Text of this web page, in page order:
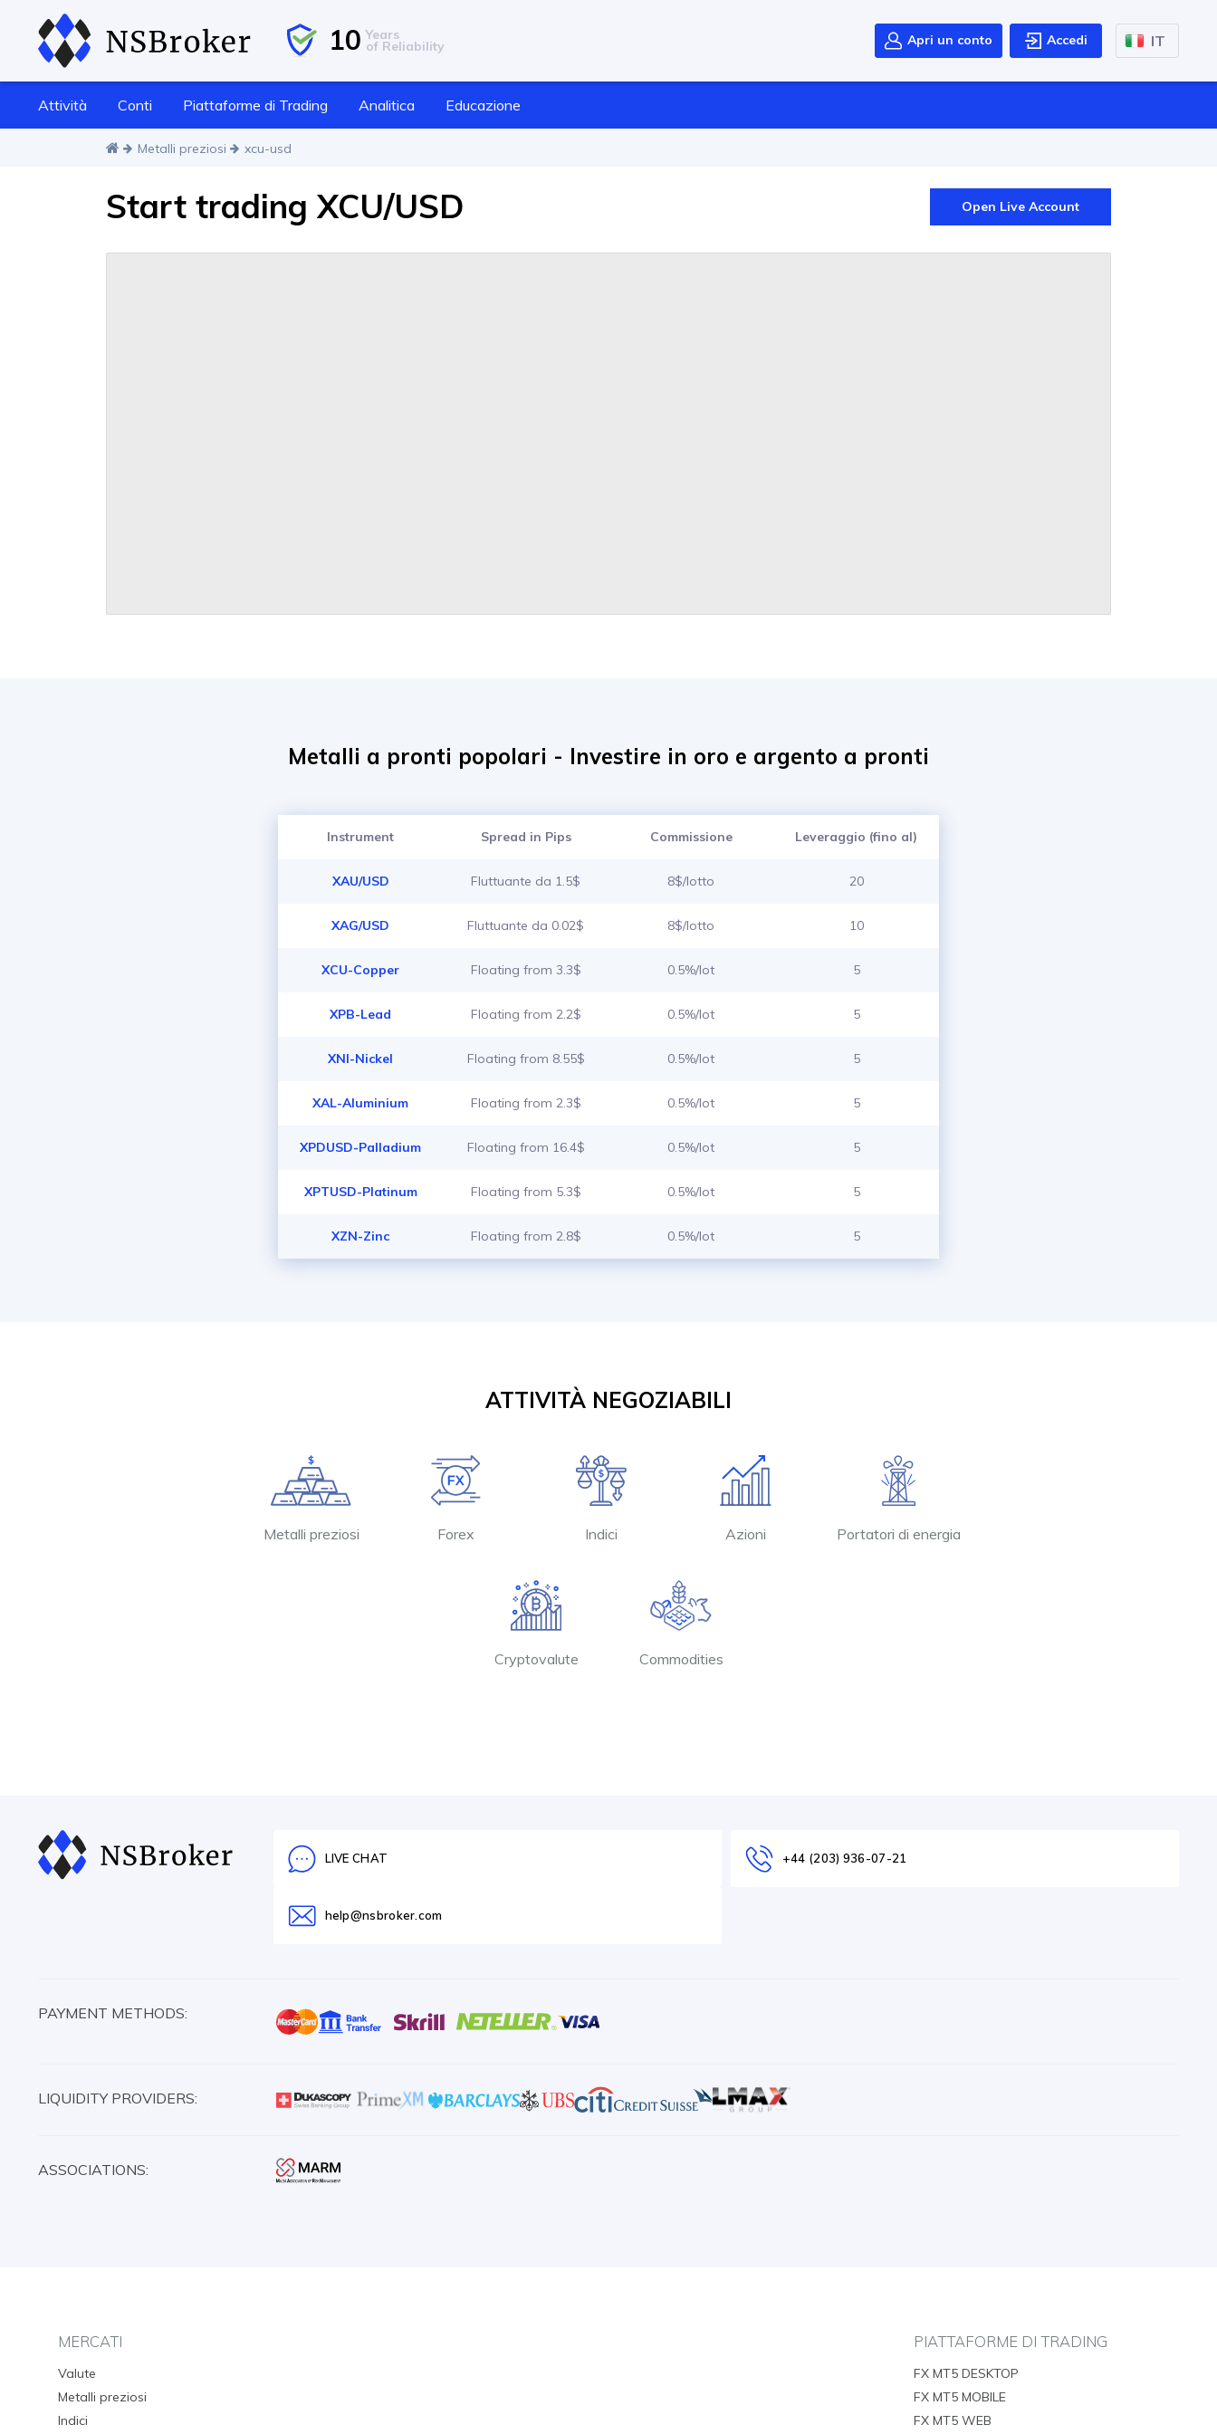
10 Years
of Reliability Apri un conto Accedi IT
Attività Conti Piattaforme di Trading Analitica Educazione
Metalli preziosi xcu-usd
Start trading XCU/USD Open Live Account
Metalli a pronti popolari - Investire in oro e argento a pronti
Instrument Spread in Pips Commissione Leveraggio (fino al)
XAU/USD Fluttuante da 1.5$ 8$/lotto 20
XAG/USD Fluttuante da 0.02$ 8$/lotto 10
XCU-Copper Floating from 3.3$ 0.5%/lot 5
XPB-Lead Floating from 2.2$ 0.5%/lot 5
XNI-Nickel Floating from 8.55$ 0.5%/lot 5
XAL-Aluminium Floating from 2.3$ 0.5%/lot 5
XPDUSD-Palladium Floating from 16.4$ 0.5%/lot 5
XPTUSD-Platinum Floating from 5.3$ 0.5%/lot 5
XZN-Zinc Floating from 2.8$ 0.5%/lot 5
ATTIVITÀ NEGOZIABILI
Metalli preziosi Forex Indici Azioni Portatori di energia
Cryptovalute Commodities
LIVE CHAT +44 (203) 936-07-21
help@nsbroker.com
PAYMENT METHODS:
LIQUIDITY PROVIDERS:
ASSOCIATIONS:
MERCATI
Valute
Metalli preziosi
Indici
PIATTAFORME DI TRADING
FX MT5 DESKTOP
FX MT5 MOBILE
FX MT5 WEB